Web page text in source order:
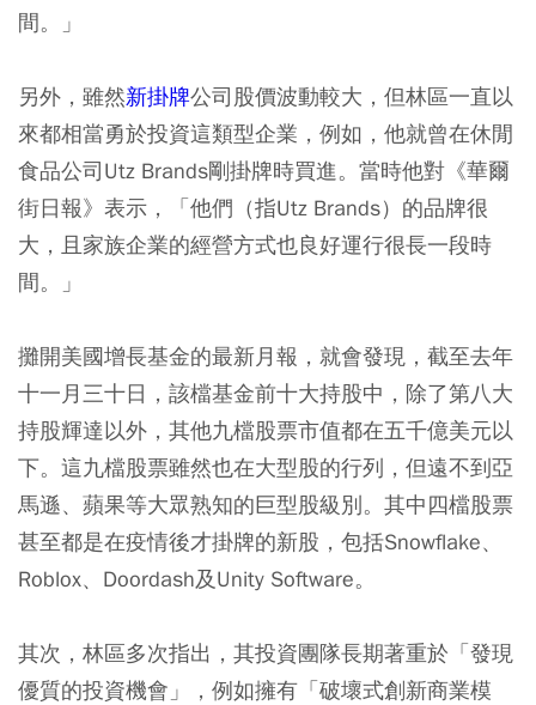
間。」
另外，雖然新掛牌公司股價波動較大，但林區一直以
來都相當勇於投資這類型企業，例如，他就曾在休閒
食品公司Utz Brands剛掛牌時買進。當時他對《華爾
街日報》表示，「他們（指Utz Brands）的品牌很
大，且家族企業的經營方式也良好運行很長一段時
間。」
攤開美國增長基金的最新月報，就會發現，截至去年
十一月三十日，該檔基金前十大持股中，除了第八大
持股輝達以外，其他九檔股票市值都在五千億美元以
下。這九檔股票雖然也在大型股的行列，但遠不到亞
馬遜、蘋果等大眾熟知的巨型股級別。其中四檔股票
甚至都是在疫情後才掛牌的新股，包括Snowflake、
Roblox、Doordash及Unity Software。
其次，林區多次指出，其投資團隊長期著重於「發現
優質的投資機會」，例如擁有「破壞式創新商業模